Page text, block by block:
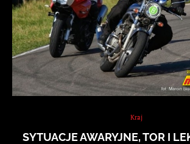
Kraj
SYTUACJE AWARYJNE, TOR I